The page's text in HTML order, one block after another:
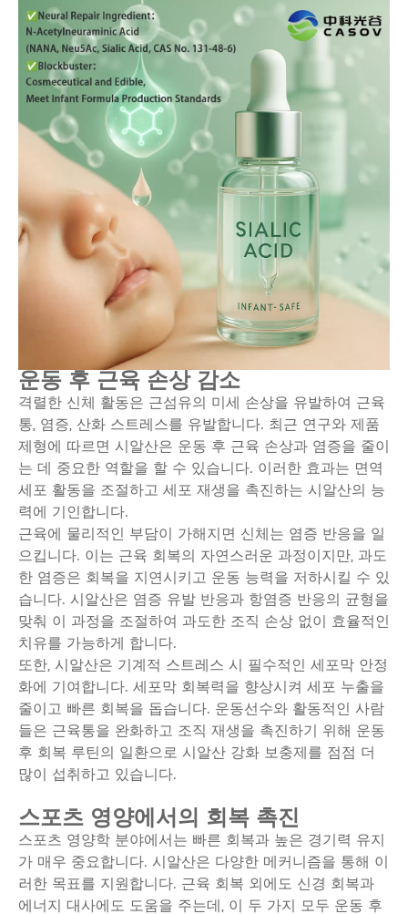
운동 후 근육 손상 감소
격렬한 신체 활동은 근섬유의 미세 손상을 유발하여 근육
통, 염증, 산화 스트레스를 유발합니다. 최근 연구와 제품
제형에 따르면 시알산은 운동 후 근육 손상과 염증을 줄이
는 데 중요한 역할을 할 수 있습니다. 이러한 효과는 면역
세포 활동을 조절하고 세포 재생을 촉진하는 시알산의 능
력에 기인합니다.
근육에 물리적인 부담이 가해지면 신체는 염증 반응을 일
으킵니다. 이는 근육 회복의 자연스러운 과정이지만, 과도
한 염증은 회복을 지연시키고 운동 능력을 저하시킬 수 있
습니다. 시알산은 염증 유발 반응과 항염증 반응의 균형을
맞춰 이 과정을 조절하여 과도한 조직 손상 없이 효율적인
치유를 가능하게 합니다.
또한, 시알산은 기계적 스트레스 시 필수적인 세포막 안정
화에 기여합니다. 세포막 회복력을 향상시켜 세포 누출을
줄이고 빠른 회복을 돕습니다. 운동선수와 활동적인 사람
들은 근육통을 완화하고 조직 재생을 촉진하기 위해 운동
후 회복 루틴의 일환으로 시알산 강화 보충제를 점점 더
많이 섭취하고 있습니다.
스포츠 영양에서의 회복 촉진
스포츠 영양학 분야에서는 빠른 회복과 높은 경기력 유지
가 매우 중요합니다. 시알산은 다양한 메커니즘을 통해 이
러한 목표를 지원합니다. 근육 회복 외에도 신경 회복과
에너지 대사에도 도움을 주는데, 이 두 가지 모두 운동 후